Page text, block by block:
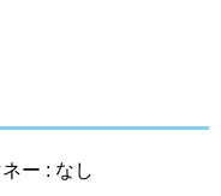
ー : なし